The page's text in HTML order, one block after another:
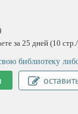
за 25 дней (10
библиотеку